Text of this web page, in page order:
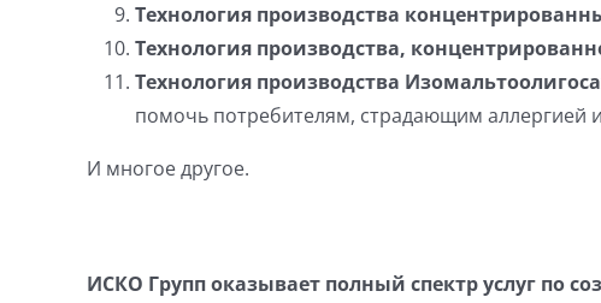
Технология производства
Технология производства,
Технология производства
помочь потребителям, страдающим аллергией
И многое другое.
ИСКО Групп оказывает полный спектр услуг по